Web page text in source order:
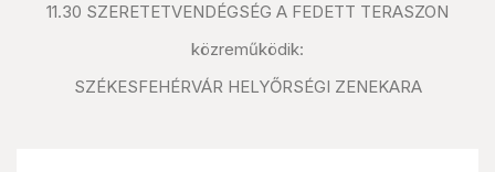
11.30 SZERETETVENDÉGSÉG A FEDETT TERASZON
közreműködik:
SZÉKESFEHÉRVÁR HELYŐRSÉGI ZENEKARA